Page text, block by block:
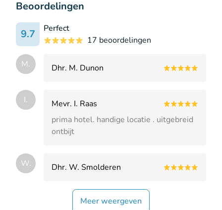
Beoordelingen
9.7
Perfect
17 beoordelingen
M. Dhr. M. Dunon
I.
Mevr. I. Raas
prima hotel. handige locatie . uitgebreid
ontbijt
W. Dhr. W. Smolderen
Meer weergeven